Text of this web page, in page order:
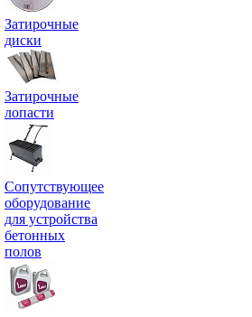
Затирочные
диски
Затирочные
лопасти
Сопутствующее
оборудование
для устройства
бетонных
полов